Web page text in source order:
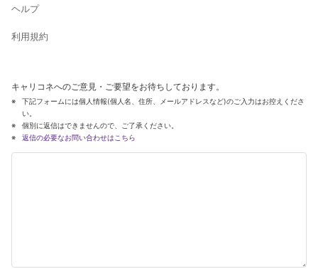
ヘルプ
利用規約
キャリコネへのご意見・ご要望をお待ちしております。
下記フォームには個人情報(個人名、住所、メールアドレスなど)のご入力はお控えくださ
い。
個別に返信はできませんので、ご了承ください。
返信の必要なお問い合わせはこちら